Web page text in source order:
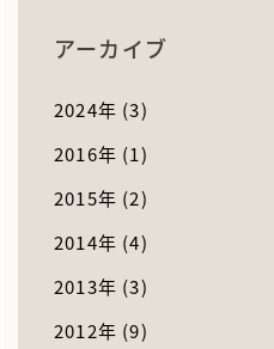
アーカイブ
2024年 (3)
2016年 (1)
2015年 (2)
2014年 (4)
2013年 (3)
2012年 (9)